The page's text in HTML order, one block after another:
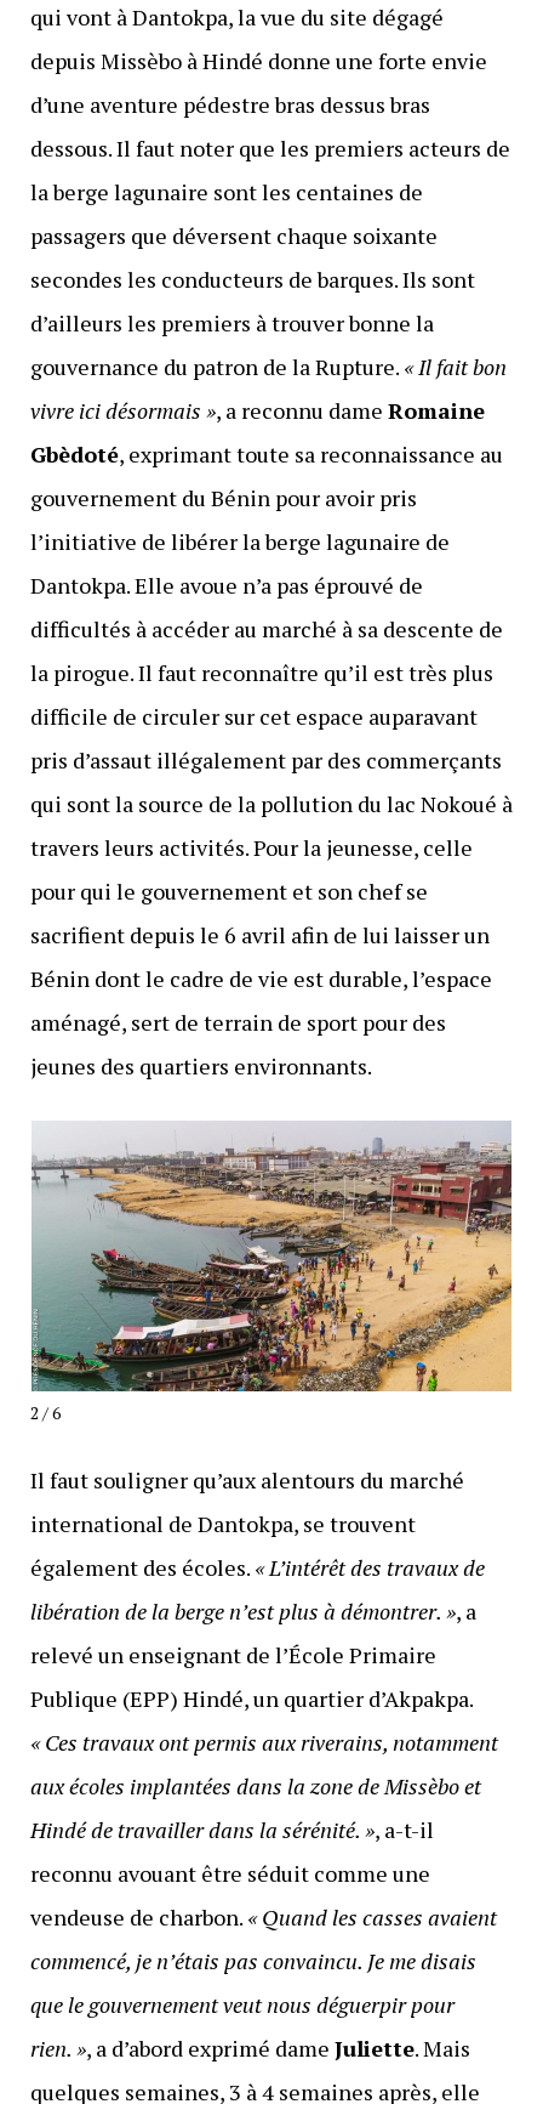
qui vont à Dantokpa, la vue du site dégagé
depuis Missèbo à Hindé donne une forte envie
d’une aventure pédestre bras dessus bras
dessous. Il faut noter que les premiers acteurs de
la berge lagunaire sont les centaines de
passagers que déversent chaque soixante
secondes les conducteurs de barques. Ils sont
d’ailleurs les premiers à trouver bonne la
gouvernance du patron de la Rupture. « Il fait bon
vivre ici désormais », a reconnu dame Romaine
Gbèdoté, exprimant toute sa reconnaissance au
gouvernement du Bénin pour avoir pris
l’initiative de libérer la berge lagunaire de
Dantokpa. Elle avoue n’a pas éprouvé de
difficultés à accéder au marché à sa descente de
la pirogue. Il faut reconnaître qu’il est très plus
difficile de circuler sur cet espace auparavant
pris d’assaut illégalement par des commerçants
qui sont la source de la pollution du lac Nokoué à
travers leurs activités. Pour la jeunesse, celle
pour qui le gouvernement et son chef se
sacrifient depuis le 6 avril afin de lui laisser un
Bénin dont le cadre de vie est durable, l’espace
aménagé, sert de terrain de sport pour des
jeunes des quartiers environnants.
2 / 6
Il faut souligner qu’aux alentours du marché
international de Dantokpa, se trouvent
également des écoles. « L’intérêt des travaux de
libération de la berge n’est plus à démontrer. », a
relevé un enseignant de l’École Primaire
Publique (EPP) Hindé, un quartier d’Akpakpa.
« Ces travaux ont permis aux riverains, notamment
aux écoles implantées dans la zone de Missèbo et
Hindé de travailler dans la sérénité. », a-t-il
reconnu avouant être séduit comme une
vendeuse de charbon. « Quand les casses avaient
commencé, je n’étais pas convaincu. Je me disais
que le gouvernement veut nous déguerpir pour
rien. », a d’abord exprimé dame Juliette. Mais
quelques semaines, 3 à 4 semaines après, elle